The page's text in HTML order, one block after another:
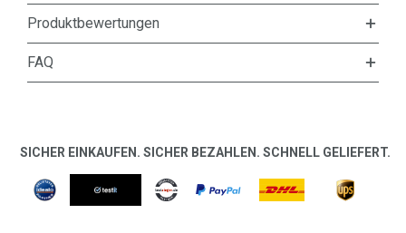
Produktbewertungen
FAQ
SICHER EINKAUFEN. SICHER BEZAHLEN. SCHNELL GELIEFERT.